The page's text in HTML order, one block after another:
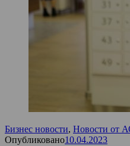
Бизнес новости, Новости от
Опубликовано10.04.2023